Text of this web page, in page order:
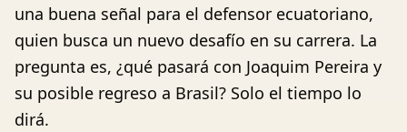
una buena señal para el defensor ecuatoriano,
quien busca un nuevo desafío en su carrera. La
pregunta es, ¿qué pasará con Joaquim Pereira y
su posible regreso a Brasil? Solo el tiempo lo
dirá.